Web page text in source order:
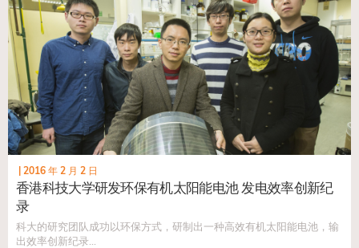
| 2016 年 2 月 2 日
香港科技大学研发环保有机太阳能电池 发电效率创新纪
录
科大的研究团队成功以环保方式，研制出一种高效有机太阳能电池，输
出效率创新纪录...